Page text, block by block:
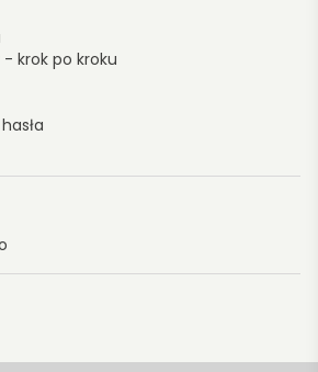
krok po kroku